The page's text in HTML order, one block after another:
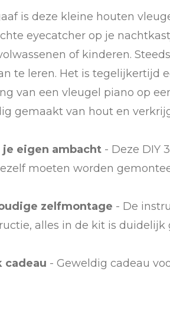
is deze kleine houten
eyecatcher op je
of kinderen.
te leren. Het is tegelijkertijd
van een vleugel piano op
gemaakt van hout en
je eigen ambacht - Deze DIY
moeten worden
zelfmontage - De
alles in de kit is
cadeau - Geweldig cadeau